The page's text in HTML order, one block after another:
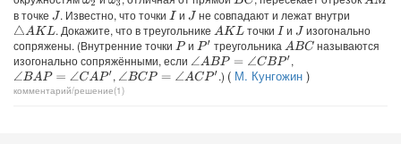
ω2 ω3
в точке J . Известно, что точки I и Jне совпадают и лежат внутри
△AKL . Докажите, что в треугольнике AKL точки I иJ изогонально
сопряжены. (Внутренние точки Pи P′ треугольника ABC называются
изогонально сопряжёнными, если ∠ABP=∠C BP′
,
∠BAP=∠C AP′ , ∠BCP=∠A CP′ .) ( М. Кунгожин )
комментарий/решение(1)